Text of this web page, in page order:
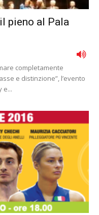
pieno al Pala
completamente
e distinzione”, l’evento
e...